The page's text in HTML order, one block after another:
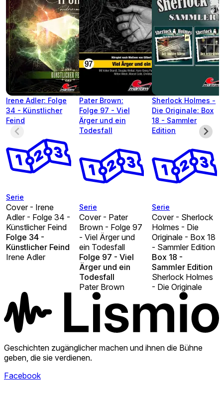
Irene Adler: Folge
34 - Künstlicher
Feind
Serie
Cover - Irene
Adler - Folge 34 -
Künstlicher Feind
Folge 34 -
Künstlicher Feind
Irene Adler
Pater Brown:
Folge 97 - Viel
Ärger und ein
Todesfall
Serie
Cover - Pater
Brown - Folge 97
- Viel Ärger und
ein Todesfall
Folge 97 - Viel
Ärger und ein
Todesfall
Pater Brown
Sherlock Holmes -
Die Originale: Box
18 - Sammler
Edition
Serie
Cover - Sherlock
Holmes - Die
Originale - Box 18
- Sammler Edition
Box 18 -
Sammler Edition
Sherlock Holmes
- Die Originale
Geschichten zugänglicher machen und ihnen die Bühne
geben, die sie verdienen.
Facebook